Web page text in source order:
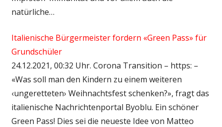
natürliche…
Italienische Bürgermeister fordern «Green Pass» für
Grundschüler
24.12.2021, 00:32 Uhr. Corona Transition – https: –
«Was soll man den Kindern zu einem weiteren
‹ungeretteten› Weihnachtsfest schenken?», fragt das
italienische Nachrichtenportal Byoblu. Ein schöner
Green Pass! Dies sei die neueste Idee von Matteo